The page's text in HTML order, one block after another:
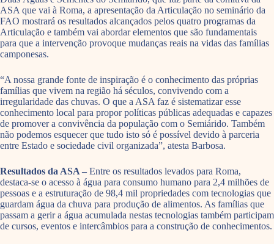
ASA que vai à Roma, a apresentação da Articulação no seminário da
FAO mostrará os resultados alcançados pelos quatro programas da
Articulação e também vai abordar elementos que são fundamentais
para que a intervenção provoque mudanças reais na vidas das famílias
camponesas.
“A nossa grande fonte de inspiração é o conhecimento das próprias
famílias que vivem na região há séculos, convivendo com a
irregularidade das chuvas. O que a ASA faz é sistematizar esse
conhecimento local para propor políticas públicas adequadas e capazes
de promover a convivência da população com o Semiárido. Também
não podemos esquecer que tudo isto só é possível devido à parceria
entre Estado e sociedade civil organizada”, atesta Barbosa.
Resultados da ASA – Entre os resultados levados para Roma,
destaca-se o acesso à água para consumo humano para 2,4 milhões de
pessoas e a estruturação de 98,4 mil propriedades com tecnologias que
guardam água da chuva para produção de alimentos. As famílias que
passam a gerir a água acumulada nestas tecnologias também participam
de cursos, eventos e intercâmbios para a construção de conhecimentos.